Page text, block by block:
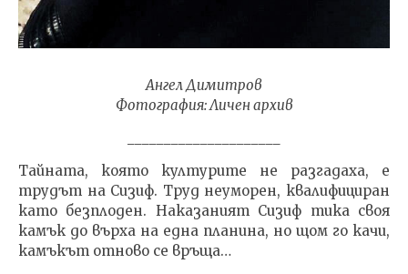
Ангел Димитров
Фотография: Личен архив
Тайната, която културите не разгадаха, е
трудът на Сизиф. Труд неуморен, квалифициран
като безплоден. Наказаният Сизиф тика своя
камък до върха на една планина, но щом го качи,
камъкът отново се връща…